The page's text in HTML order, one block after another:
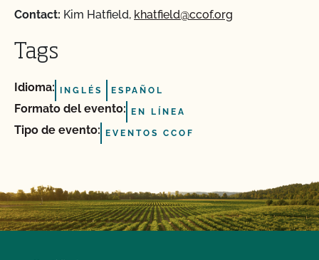
Contact: Kim Hatfield, khatfield@ccof.org
Tags
Idioma: INGLÉS ESPAÑOL
Formato del evento: EN LÍNEA
Tipo de evento: EVENTOS CCOF